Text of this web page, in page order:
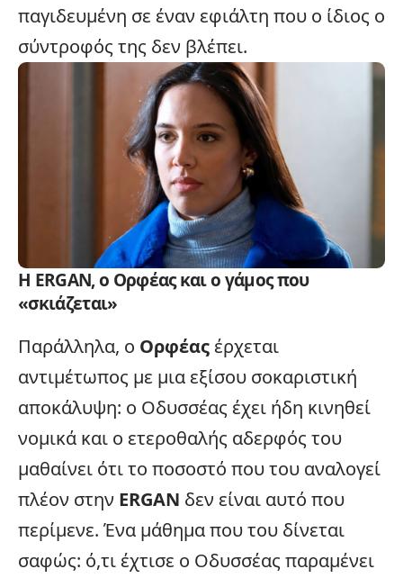
παγιδευμένη σε έναν εφιάλτη που ο ίδιος ο
σύντροφός της δεν βλέπει.
Η ERGAN, ο Ορφέας και ο γάμος που
«σκιάζεται»
Παράλληλα, ο Ορφέας έρχεται
αντιμέτωπος με μια εξίσου σοκαριστική
αποκάλυψη: ο Οδυσσέας έχει ήδη κινηθεί
νομικά και ο ετεροθαλής αδερφός του
μαθαίνει ότι το ποσοστό που του αναλογεί
πλέον στην ERGAN δεν είναι αυτό που
περίμενε. Ένα μάθημα που του δίνεται
σαφώς: ό,τι έχτισε ο Οδυσσέας παραμένει